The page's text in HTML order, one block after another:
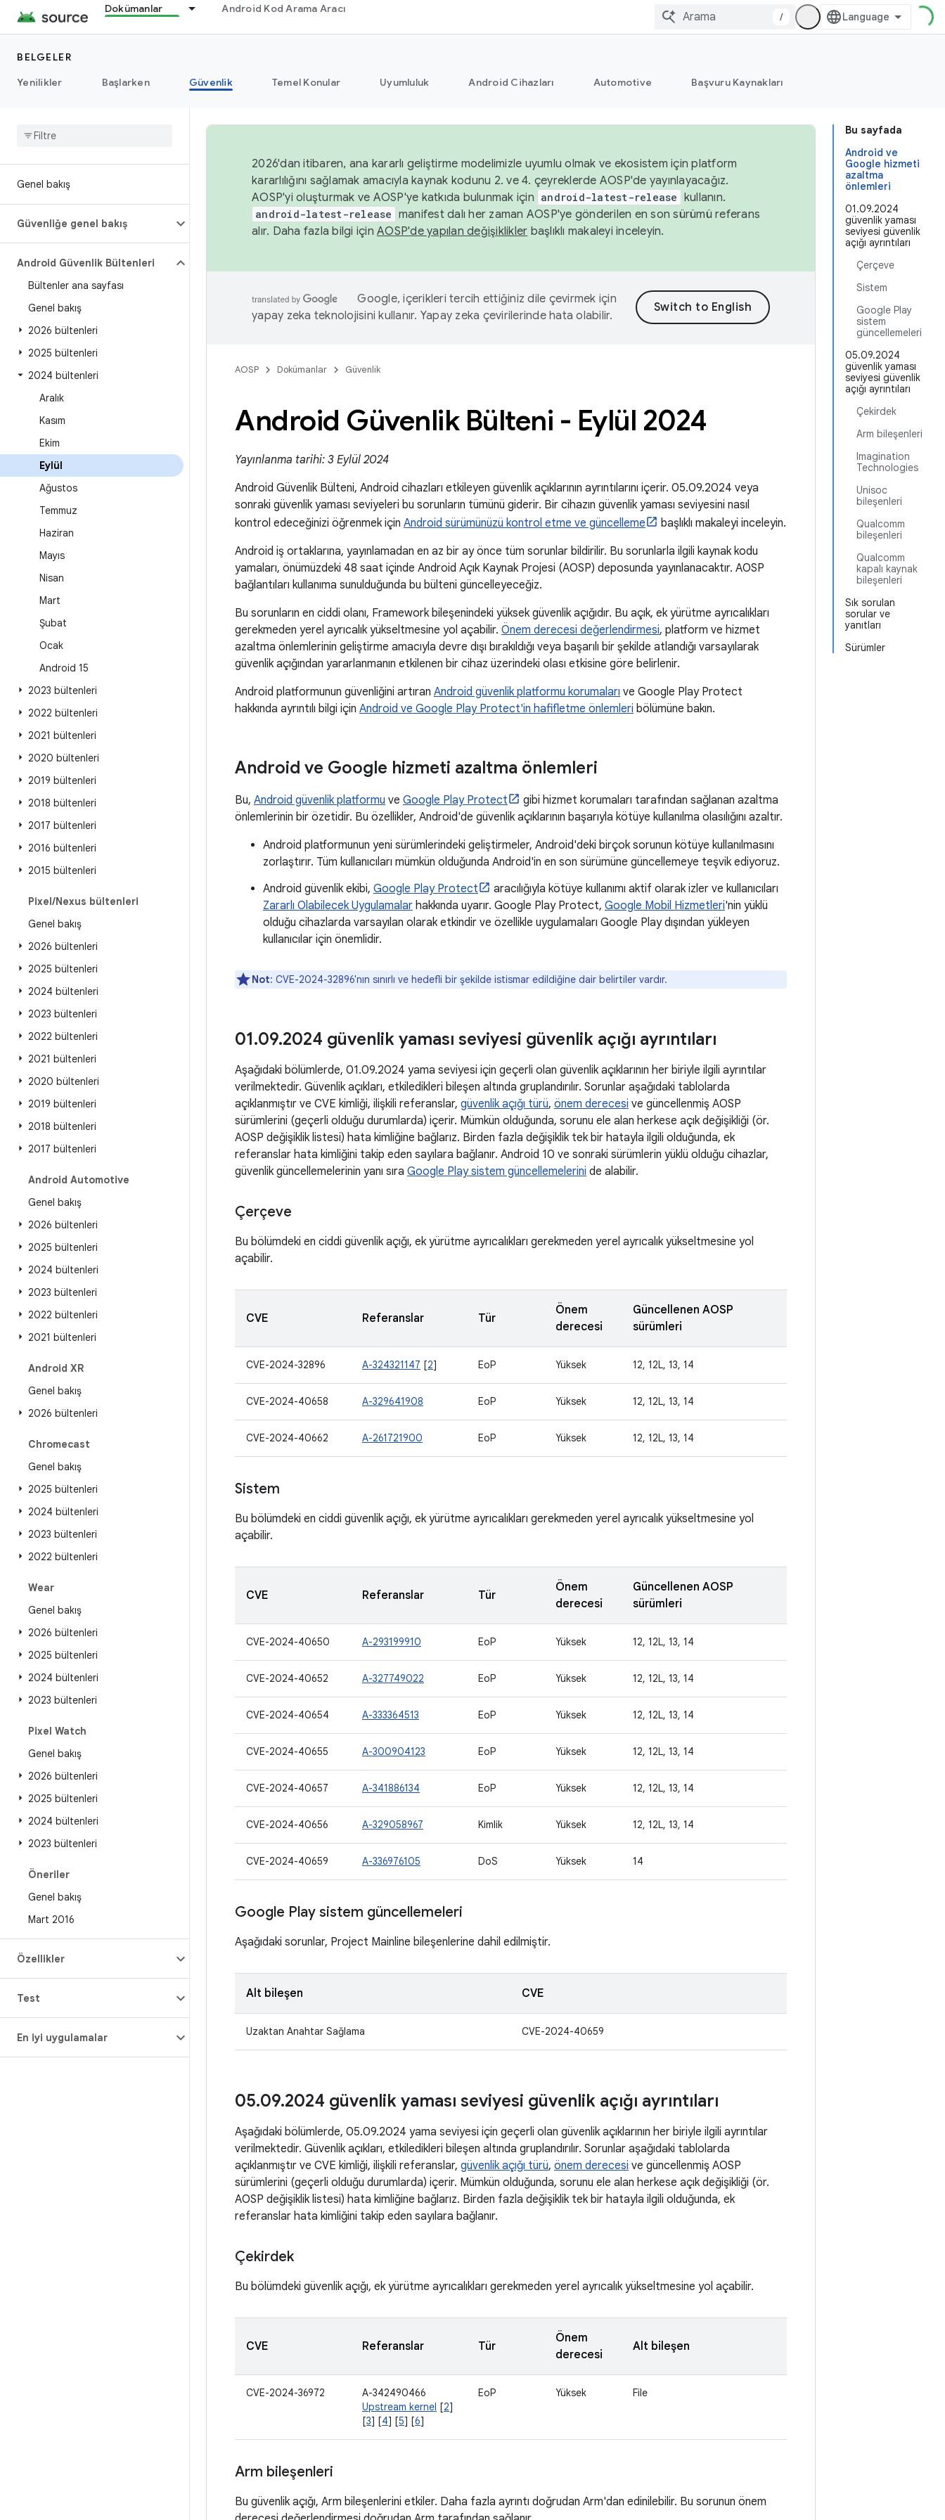
Dokümanlar Android Kod Arama Aracı
/
BELGELER
Yenilikler
Başlarken Güvenlik Temel Konular Uyumluluk Android Cihazları Automotive Başvuru Kaynakları
Genel bakış
Güvenliğe genel bakış
Android Güvenlik Bültenleri
Bültenler ana sayfası
Genel bakış
2026 bültenleri
2025 bültenleri
2024 bültenleri
Aralık
Kasım
Ekim
Eylül
Ağustos
Temmuz
Haziran
Mayıs
Nisan
Mart
Şubat
Ocak
Android 15
2023 bültenleri
2022 bültenleri
2021 bültenleri
2020 bültenleri
2019 bültenleri
2018 bültenleri
2017 bültenleri
2016 bültenleri
2015 bültenleri
Pixel/Nexus bültenleri
Genel bakış
2026 bültenleri
2025 bültenleri
2024 bültenleri
2023 bültenleri
2022 bültenleri
2021 bültenleri
2020 bültenleri
2019 bültenleri
2018 bültenleri
2017 bültenleri
Android Automotive
Genel bakış
2026 bültenleri
2025 bültenleri
2024 bültenleri
2023 bültenleri
2022 bültenleri
2021 bültenleri
Android XR
Genel bakış
2026 bültenleri
Chromecast
Genel bakış
2025 bültenleri
2024 bültenleri
2023 bültenleri
2022 bültenleri
Wear
Genel bakış
2026 bültenleri
2025 bültenleri
2024 bültenleri
2023 bültenleri
Pixel Watch
Genel bakış
2026 bültenleri
2025 bültenleri
2024 bültenleri
2023 bültenleri
Öneriler
Genel bakış
Mart 2016
Özellikler
Test
En iyi uygulamalar
Bu sayfada
Android ve
Google hizmeti
azaltma
önlemleri
01.09.2024
güvenlik yaması
seviyesi güvenlik
açığı ayrıntıları
Çerçeve
Sistem
Google Play
sistem
güncellemeleri
05.09.2024
güvenlik yaması
seviyesi güvenlik
açığı ayrıntıları
Çekirdek
Arm bileşenleri
Imagination
Technologies
Unisoc
bileşenleri
Qualcomm
bileşenleri
Qualcomm
kapalı kaynak
bileşenleri
Sık sorulan
sorular ve
yanıtları
Sürümler
2026'dan itibaren, ana kararlı geliştirme modelimizle uyumlu olmak ve ekosistem için platform
kararlılığını sağlamak amacıyla kaynak kodunu 2. ve 4. çeyreklerde AOSP'de yayınlayacağız.
AOSP'yi oluşturmak ve AOSP'ye katkıda bulunmak için android-latest-release kullanın.
android-latest-release manifest dalı her zaman AOSP'ye gönderilen en son sürümü referans
alır. Daha fazla bilgi için AOSP'de yapılan değişiklikler başlıklı makaleyi inceleyin.
Google, içerikleri tercih ettiğiniz dile çevirmek için
yapay zeka teknolojisini kullanır. Yapay zeka çevirilerinde hata olabilir.
AOSP Dokümanlar Güvenlik
Android Güvenlik Bülteni - Eylül 2024
Yayınlanma tarihi: 3 Eylül 2024
Android Güvenlik Bülteni, Android cihazları etkileyen güvenlik açıklarının ayrıntılarını içerir. 05.09.2024 veya
sonraki güvenlik yaması seviyeleri bu sorunların tümünü giderir. Bir cihazın güvenlik yaması seviyesini nasıl
kontrol edeceğinizi öğrenmek için Android sürümünüzü kontrol etme ve güncelleme
başlıklı makaleyi inceleyin.
Android iş ortaklarına, yayınlamadan en az bir ay önce tüm sorunlar bildirilir. Bu sorunlarla ilgili kaynak kodu
yamaları, önümüzdeki 48 saat içinde Android Açık Kaynak Projesi (AOSP) deposunda yayınlanacaktır. AOSP
bağlantıları kullanıma sunulduğunda bu bülteni güncelleyeceğiz.
Bu sorunların en ciddi olanı, Framework bileşenindeki yüksek güvenlik açığıdır. Bu açık, ek yürütme ayrıcalıkları
gerekmeden yerel ayrıcalık yükseltmesine yol açabilir. Önem derecesi değerlendirmesi, platform ve hizmet
azaltma önlemlerinin geliştirme amacıyla devre dışı bırakıldığı veya başarılı bir şekilde atlandığı varsayılarak
güvenlik açığından yararlanmanın etkilenen bir cihaz üzerindeki olası etkisine göre belirlenir.
Android platformunun güvenliğini artıran Android güvenlik platformu korumaları ve Google Play Protect
hakkında ayrıntılı bilgi için Android ve Google Play Protect'in hafifletme önlemleri bölümüne bakın.
Android ve Google hizmeti azaltma önlemleri
Bu, Android güvenlik platformu ve Google Play Protect
gibi hizmet korumaları tarafından sağlanan azaltma
önlemlerinin bir özetidir. Bu özellikler, Android'de güvenlik açıklarının başarıyla kötüye kullanılma olasılığını azaltır.
Android platformunun yeni sürümlerindeki geliştirmeler, Android'deki birçok sorunun kötüye kullanılmasını
zorlaştırır. Tüm kullanıcıları mümkün olduğunda Android'in en son sürümüne güncellemeye teşvik ediyoruz.
Android güvenlik ekibi, Google Play Protect
aracılığıyla kötüye kullanımı aktif olarak izler ve kullanıcıları
Zararlı Olabilecek Uygulamalar hakkında uyarır. Google Play Protect, Google Mobil Hizmetleri'nin yüklü
olduğu cihazlarda varsayılan olarak etkindir ve özellikle uygulamaları Google Play dışından yükleyen
kullanıcılar için önemlidir.
Not: CVE-2024-32896'nın sınırlı ve hedefli bir şekilde istismar edildiğine dair belirtiler vardır.
01.09.2024 güvenlik yaması seviyesi güvenlik açığı ayrıntıları
Aşağıdaki bölümlerde, 01.09.2024 yama seviyesi için geçerli olan güvenlik açıklarının her biriyle ilgili ayrıntılar
verilmektedir. Güvenlik açıkları, etkiledikleri bileşen altında gruplandırılır. Sorunlar aşağıdaki tablolarda
açıklanmıştır ve CVE kimliği, ilişkili referanslar, güvenlik açığı türü, önem derecesi ve güncellenmiş AOSP
sürümlerini (geçerli olduğu durumlarda) içerir. Mümkün olduğunda, sorunu ele alan herkese açık değişikliği (ör.
AOSP değişiklik listesi) hata kimliğine bağlarız. Birden fazla değişiklik tek bir hatayla ilgili olduğunda, ek
referanslar hata kimliğini takip eden sayılara bağlanır. Android 10 ve sonraki sürümlerin yüklü olduğu cihazlar,
güvenlik güncellemelerinin yanı sıra Google Play sistem güncellemelerini de alabilir.
Çerçeve
Bu bölümdeki en ciddi güvenlik açığı, ek yürütme ayrıcalıkları gerekmeden yerel ayrıcalık yükseltmesine yol
açabilir.
CVE Referanslar Tür
Önem
derecesi
Güncellenen AOSP
sürümleri
CVE-2024-32896 A-324321147 [2] EoP Yüksek 12, 12L, 13, 14
CVE-2024-40658 A-329641908 EoP Yüksek 12, 12L, 13, 14
CVE-2024-40662 A-261721900 EoP Yüksek 12, 12L, 13, 14
Sistem
Bu bölümdeki en ciddi güvenlik açığı, ek yürütme ayrıcalıkları gerekmeden yerel ayrıcalık yükseltmesine yol
açabilir.
CVE Referanslar Tür
Önem
derecesi
Güncellenen AOSP
sürümleri
CVE-2024-40650 A-293199910 EoP Yüksek 12, 12L, 13, 14
CVE-2024-40652 A-327749022 EoP Yüksek 12, 12L, 13, 14
CVE-2024-40654 A-333364513 EoP Yüksek 12, 12L, 13, 14
CVE-2024-40655 A-300904123 EoP Yüksek 12, 12L, 13, 14
CVE-2024-40657 A-341886134 EoP Yüksek 12, 12L, 13, 14
CVE-2024-40656 A-329058967 Kimlik Yüksek 12, 12L, 13, 14
CVE-2024-40659 A-336976105 DoS Yüksek 14
Google Play sistem güncellemeleri
Aşağıdaki sorunlar, Project Mainline bileşenlerine dahil edilmiştir.
Alt bileşen CVE
Uzaktan Anahtar Sağlama CVE-2024-40659
05.09.2024 güvenlik yaması seviyesi güvenlik açığı ayrıntıları
Aşağıdaki bölümlerde, 05.09.2024 yama seviyesi için geçerli olan güvenlik açıklarının her biriyle ilgili ayrıntılar
verilmektedir. Güvenlik açıkları, etkiledikleri bileşen altında gruplandırılır. Sorunlar aşağıdaki tablolarda
açıklanmıştır ve CVE kimliği, ilişkili referanslar, güvenlik açığı türü, önem derecesi ve güncellenmiş AOSP
sürümlerini (geçerli olduğu durumlarda) içerir. Mümkün olduğunda, sorunu ele alan herkese açık değişikliği (ör.
AOSP değişiklik listesi) hata kimliğine bağlarız. Birden fazla değişiklik tek bir hatayla ilgili olduğunda, ek
referanslar hata kimliğini takip eden sayılara bağlanır.
Çekirdek
Bu bölümdeki güvenlik açığı, ek yürütme ayrıcalıkları gerekmeden yerel ayrıcalık yükseltmesine yol açabilir.
CVE Referanslar Tür
Önem
derecesi
Alt bileşen
CVE-2024-36972
A-342490466
Upstream kernel [2]
[3] [4] [5] [6]
EoP Yüksek File
Arm bileşenleri
Bu güvenlik açığı, Arm bileşenlerini etkiler. Daha fazla ayrıntı doğrudan Arm'dan edinilebilir. Bu sorunun önem